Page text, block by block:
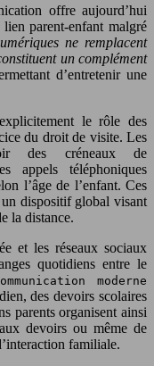
offre aujourd’hui
parent-enfant malgré
ne remplacent
un complément
d’entretenir une
le rôle des
du droit de visite. Les
des créneaux de
appels téléphoniques
l’âge de l’enfant. Ces
un dispositif global visant
la distance.
et les réseaux sociaux
quotidiens entre le
moderne
des devoirs scolaires
parents organisent ainsi
devoirs ou même de
familiale.